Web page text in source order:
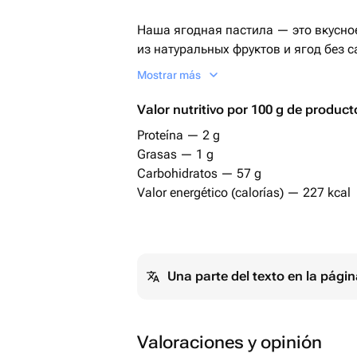
Наша ягодная пастила — это
из натуральных фруктов и ягод без
Мы берем только свежие яблоки,
температуре, сохраняя витамины,
Каждый рулетик — это максимум
подходит детям, спортсменам,
путешественникам — всем, кто хочет
вишня
Почему стоит попробовать:
Mostrar más
Valor nutritivo por 100 g de
Proteína — 2 g
Grasas — 1 g
Carbohidratos — 57 g
Valor energético (calorías) — 227 kcal
Una parte del texto en la
Valoraciones y opinión